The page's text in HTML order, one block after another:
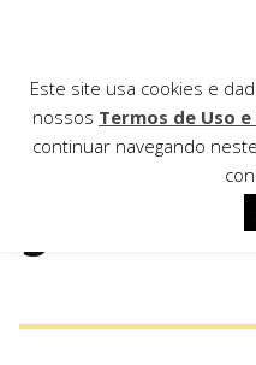
Como
garantir
Este site usa cookies e
nossos Termos de Uso
continuar navegando